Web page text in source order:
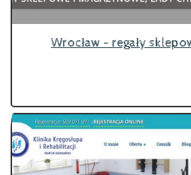
Wrocław - regały